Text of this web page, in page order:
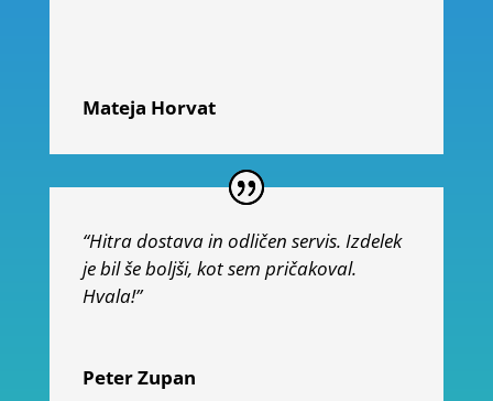
Mateja Horvat
“Hitra dostava in odličen servis. Izdelek
je bil še boljši, kot sem pričakoval.
Hvala!”
Peter Zupan